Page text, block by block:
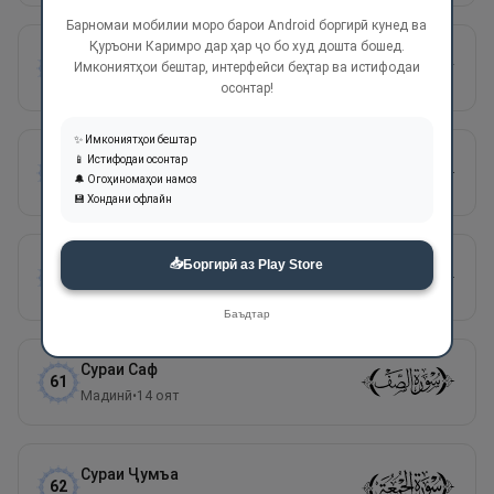
СураиМуҷодала
СураиҲашр
Мадинӣ•24оят
60
Мумтаҳана
Мадинӣ•13оят
61
Сураи Саф
Мадинӣ•14 оят
62
Сураи Ҷумъа
Барномаи мобилии моро барои Android боргирӣ кунед ва
Қуръони Каримро дар ҳар ҷо бо худ дошта бошед.
Имкониятҳои бештар, интерфейси беҳтар ва истифодаи
осонтар!
✨ Имкониятҳои бештар
📱 Истифодаи осонтар
🔔 Огоҳиномаҳои намоз
💾 Хондани офлайн
📥Боргирӣ аз Play Store
Баъдтар